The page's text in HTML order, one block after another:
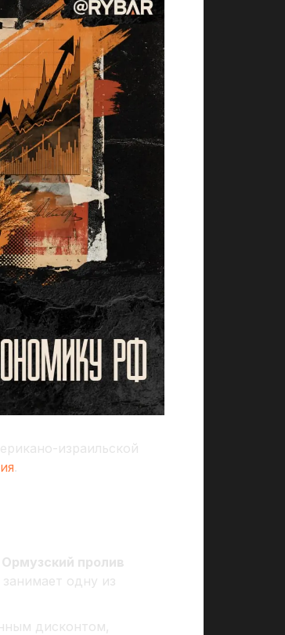
израильской
.
Ормузский пролив
одну из
дисконтом,